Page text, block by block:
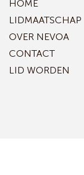
HOME
LIDMAATSCHAP
OVER NEVOA
CONTACT
LID WORDEN